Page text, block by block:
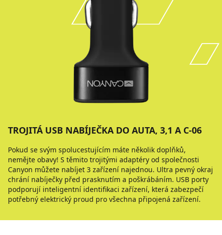
TROJITÁ USB NABÍJEČKA DO AUTA, 3,1 A C-06
Pokud se svým spolucestujícím máte několik doplňků,
nemějte obavy! S těmito trojitými adaptéry od společnosti
Canyon můžete nabíjet 3 zařízení najednou. Ultra pevný okraj
chrání nabíječky před prasknutím a poškrábáním. USB porty
podporují inteligentní identifikaci zařízení, která zabezpečí
potřebný elektrický proud pro všechna připojená zařízení.